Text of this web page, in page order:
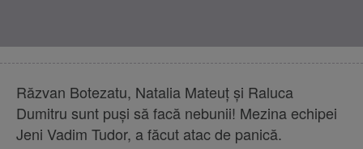
Răzvan Botezatu, Natalia Mateuț și Raluca
Dumitru sunt puși să facă nebunii! Mezina echipei
Jeni Vadim Tudor, a făcut atac de panică.